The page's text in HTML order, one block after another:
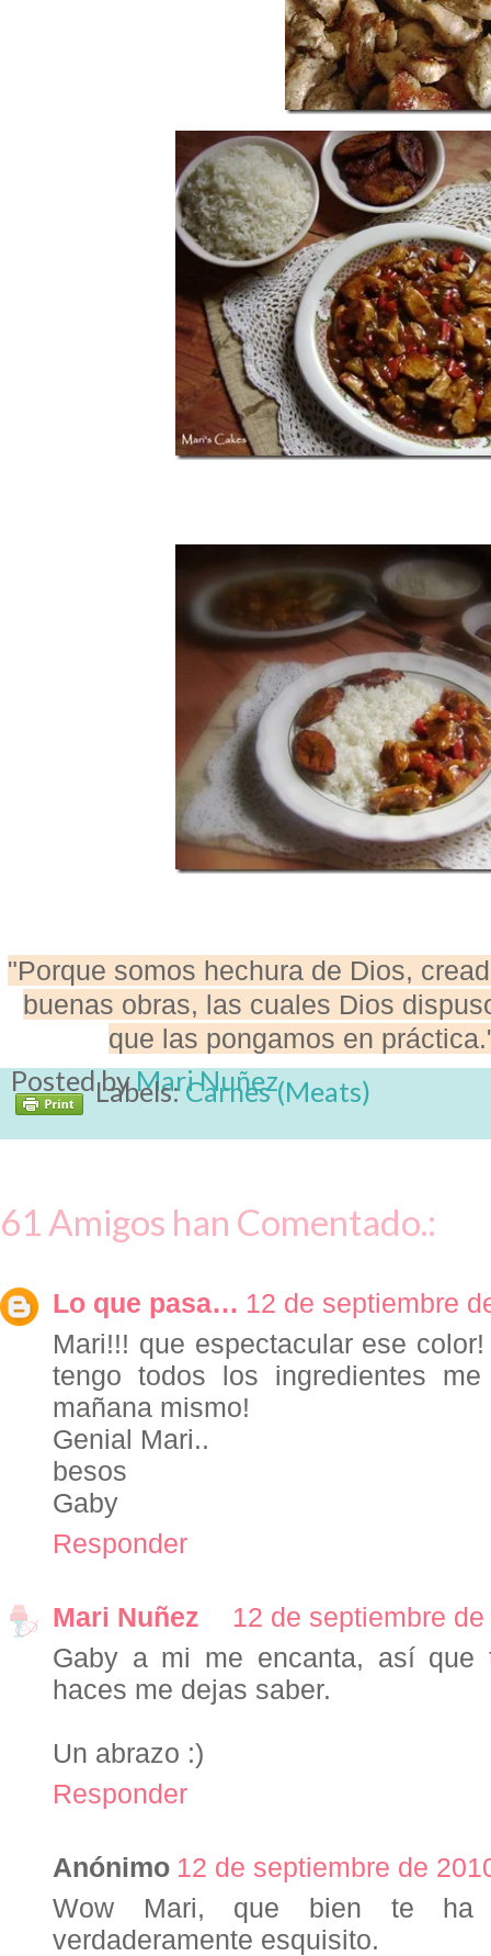
"Porque somos hechura de Dios,
buenas obras, las cuales Dios
que las pongamos en
Posted byMari Nuñez
Labels:Carnes (Meats)
61 Amigos han Comentado.:
Lo que pasa… 12 de septiembre
Mari!!! que espectacular ese
tengo todos los ingredientes
mañana mismo!
Genial Mari..
besos
Gaby
Responder
Mari Nuñez
12 de septiembre
Gaby a mi me encanta, así que
haces me dejas saber.
Un abrazo :)
Responder
Anónimo 12 de septiembre de
Wow Mari, que bien te ha
verdaderamente esquisito.